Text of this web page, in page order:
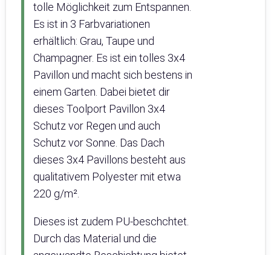
tolle Möglichkeit zum Entspannen.
Es ist in 3 Farbvariationen
erhältlich: Grau, Taupe und
Champagner. Es ist ein tolles 3x4
Pavillon und macht sich bestens in
einem Garten. Dabei bietet dir
dieses Toolport Pavillon 3x4
Schutz vor Regen und auch
Schutz vor Sonne. Das Dach
dieses 3x4 Pavillons besteht aus
qualitativem Polyester mit etwa
220 g/m².
Dieses ist zudem PU-beschchtet.
Durch das Material und die